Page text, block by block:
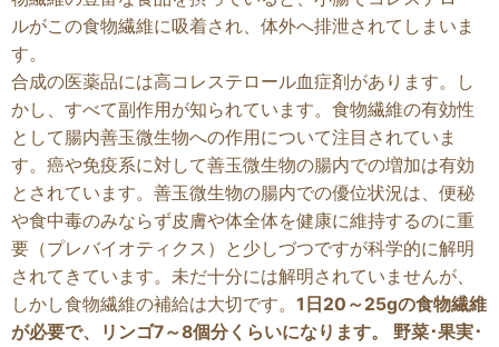
ルがこの食物繊維に吸着され、体外へ排泄されてしまいま
す。
合成の医薬品には高コレステロール血症剤があります。し
かし、すべて副作用が知られています。食物繊維の有効性
として腸内善玉微生物への作用について注目されていま
す。癌や免疫系に対して善玉微生物の腸内での増加は有効
とされています。善玉微生物の腸内での優位状況は、便秘
や食中毒のみならず皮膚や体全体を健康に維持するのに重
要（プレバイオティクス）と少しづつですが科学的に解明
されてきています。未だ十分には解明されていませんが、
しかし食物繊維の補給は大切です。 1日20～25gの食物繊維
が必要で、リンゴ7～8個分くらいになります。 野菜･果実･